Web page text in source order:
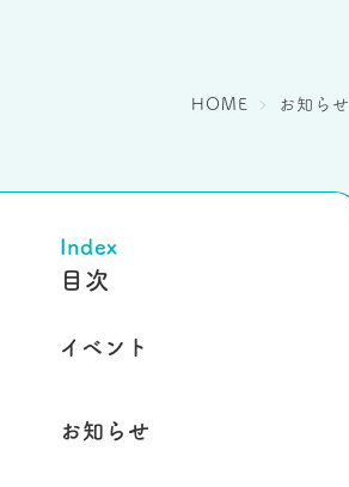
HOME お知らせ
Index
目次
イベント
お知らせ